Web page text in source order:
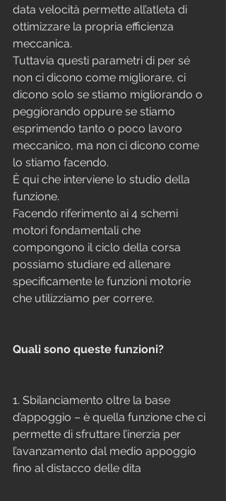
data velocità permette all’atleta di
ottimizzare la propria efficienza
meccanica.
Tuttavia questi parametri di per sé
non ci dicono come migliorare, ci
dicono solo se stiamo migliorando o
peggiorando oppure se stiamo
esprimendo tanto o poco lavoro
meccanico, ma non ci dicono come
lo stiamo facendo.
È qui che interviene lo studio della
funzione.
Facendo riferimento ai 4 schemi
motori fondamentali che
compongono il ciclo della corsa
possiamo studiare ed allenare
specificamente le funzioni motorie
che utilizziamo per correre.
Quali sono queste funzioni?
1. Sbilanciamento oltre la base
d’appoggio – è quella funzione che ci
permette di sfruttare l’inerzia per
l’avanzamento dal medio appoggio
fino al distacco delle dita